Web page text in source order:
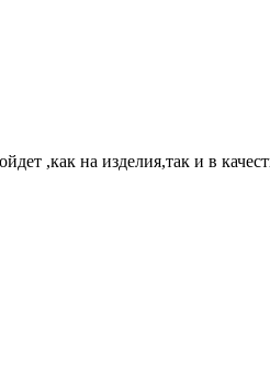
,как на изделия,так и в